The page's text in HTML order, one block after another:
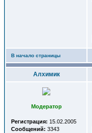
В начало страницы
Алхимик
Модератор
Регистрация: 15.02.2005
Сообщений: 3343